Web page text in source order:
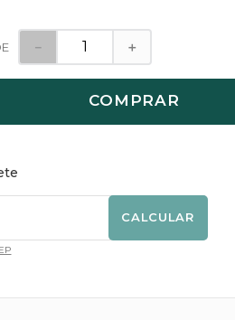
＋
－
COMPRAR
CALCULAR